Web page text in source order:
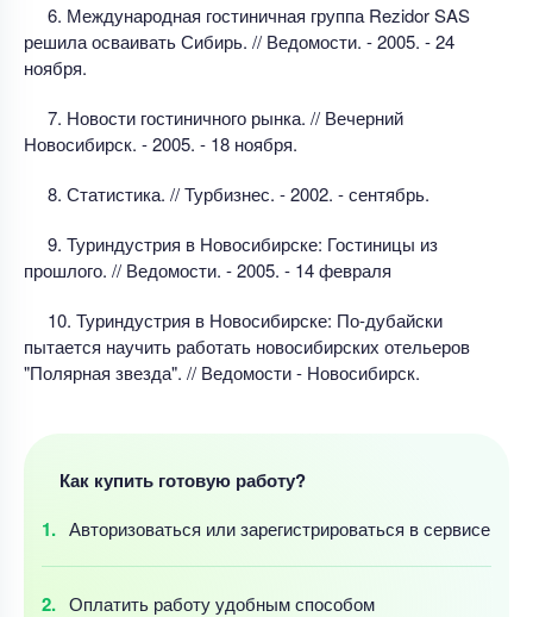
6. Международная гостиничная группа Rezidor SAS
решила осваивать Сибирь. // Ведомости. - 2005. - 24
ноября.
7. Новости гостиничного рынка. // Вечерний
Новосибирск. - 2005. - 18 ноября.
8. Статистика. // Турбизнес. - 2002. - сентябрь.
9. Туриндустрия в Новосибирске: Гостиницы из
прошлого. // Ведомости. - 2005. - 14 февраля
10. Туриндустрия в Новосибирске: По-дубайски
пытается научить работать новосибирских отельеров
"Полярная звезда". // Ведомости - Новосибирск.
Как купить готовую работу?
Авторизоваться или зарегистрироваться в сервисе
Оплатить работуудобнымспособом